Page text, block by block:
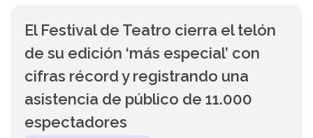
El Festival de Teatro cierra el telón
de su edición ‘más especial’ con
cifras récord y registrando una
asistencia de público de 11.000
espectadores